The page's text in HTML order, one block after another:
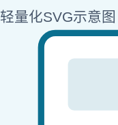
轻量化SVG示意图